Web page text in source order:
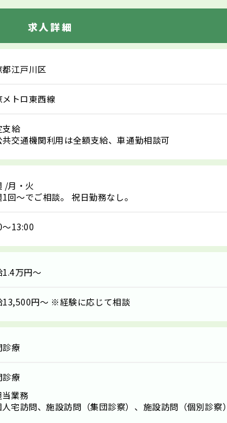
求人詳細
都江戸川区
メトロ東西線
支給
交通機関利用は全額支給、車通勤相談可
/月・火
回～でご相談。 祝日勤務なし。
13:00
1.4万円～
13,500円〜 ※経験に応じて相談
診療
診療
当業務
宅訪問、施設訪問（集団診察）、施設訪問（個別診察）